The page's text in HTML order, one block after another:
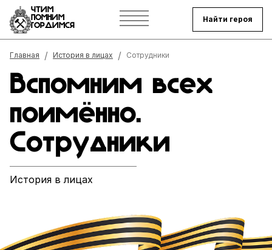
ЧТИМ
ПОМНИМ
ГОРДИМСЯ
Найти героя
Строка навигации
Главная История в лицах Сотрудники
Вспомним всех
поимённо.
Сотрудники
История в лицах